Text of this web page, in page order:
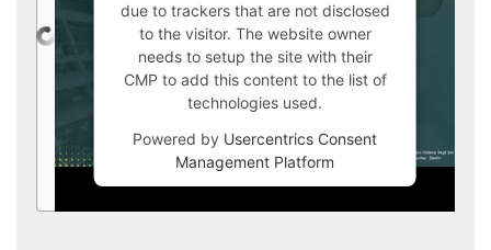
due to trackers that are not disclosed
to the visitor. The website owner
needs to setup the site with their
CMP to add this content to the list of
technologies used.
Powered by Usercentrics Consent
Management Platform